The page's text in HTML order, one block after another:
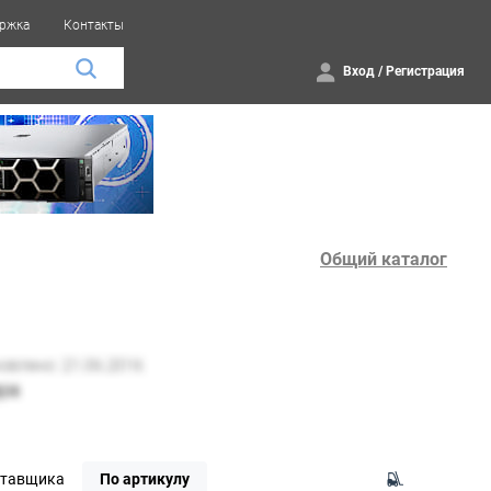
Контакты
Вход / Регистрация
Общий каталог
По артикулу